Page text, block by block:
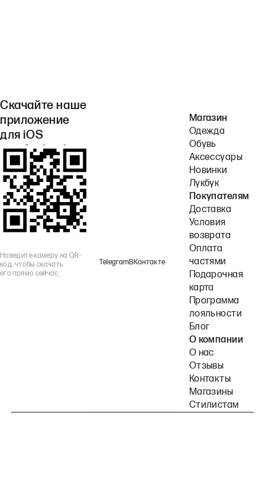
Скачайте наше
приложение
для iOS
или Android.
Наведите камеру на QR-
код, чтобы скачать
его прямо сейчас
TelegramВКонтакте
Магазин
Одежда
Обувь
Аксессуары
Новинки
Лукбук
Покупателям
Доставка
Условия
возврата
Оплата
частями
Подарочная
карта
Программа
лояльности
Блог
О компании
О нас
Отзывы
Контакты
Магазины
Стилистам